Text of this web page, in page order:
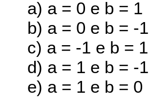
a) a = 0 e b = 1
b) a = 0 e b = -1
c) a = -1 e b = 1
d) a = 1 e b = -1
e) a = 1 e b = 0